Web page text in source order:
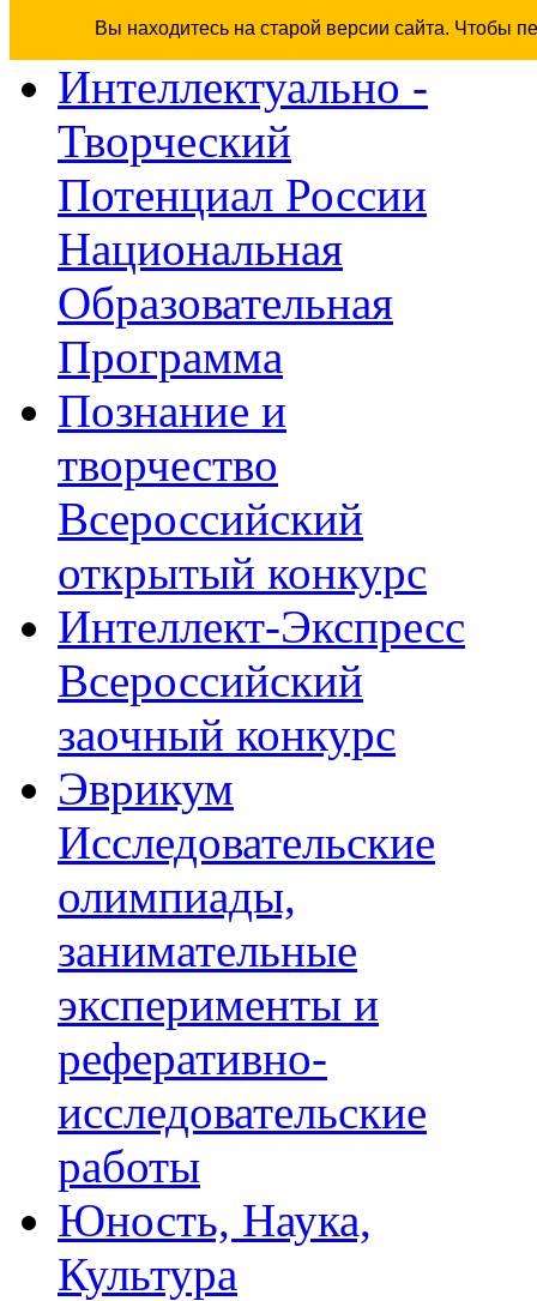
Вы находитесь на старой версии сайта. Чтобы
Интеллектуально -
Творческий
Потенциал России
Национальная
Образовательная
Программа
Познание и
творчество
Всероссийский
открытый конкурс
Интеллект-Экспресс
Всероссийский
заочный конкурс
Эврикум
Исследовательские
олимпиады,
занимательные
эксперименты и
реферативно-
исследовательские
работы
Юность, Наука,
Культура